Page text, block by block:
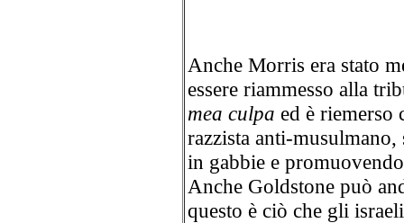
Anche Morris era stato
essere riammesso alla
mea culpa ed è riemerso
razzista anti-
in gabbie e
Anche Goldstone può
questo è ciò che gli